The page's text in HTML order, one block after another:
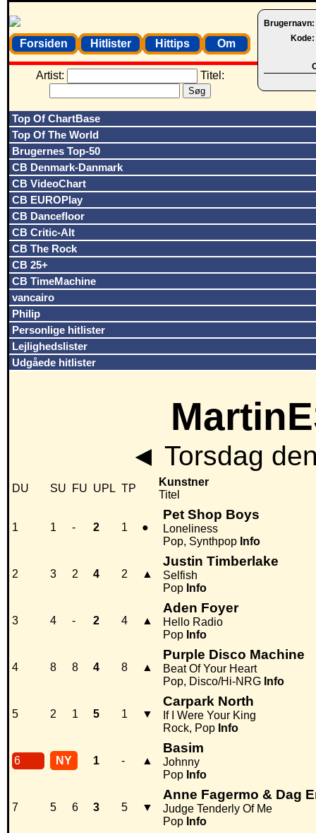
Brugernavn:
Kode:
Forsiden Hitlister Hittips Om
Artist: Titel:
Top Of ChartBase
Top Of The World
Brugernes Top-50
CB Denmark-Danmark
CB VideoChart
CB EUROPlay
CB Dancefloor
CB Critic-Alt
CB The Rock
CB 25+
CB TimeMachine
vancairo
Philip
Personlige hitlister
Lejlighedslister
Udgåede hitlister
◄ Torsdag
DU SU FU UPL TP
Kunstner
Titel
1 1 - 2 1 ●
Pet Shop Boys
Loneliness
Pop, Synthpop Info
2 3 2 4 2 ▲
Justin Timberlake
Selfish
Pop Info
3 4 - 2 4 ▲
Aden Foyer
Hello Radio
Pop Info
4 8 8 4 8 ▲
Purple Disco Machine
Beat Of Your Heart
Pop, Disco/Hi-NRG Info
5 2 1 5 1 ▼
Carpark North
If I Were Your King
Rock, Pop Info
6 NY 1 - ▲
Basim
Johnny
Pop Info
7 5 6 3 5 ▼
Anne Fagermo & Dag
Judge Tenderly Of Me
Pop Info